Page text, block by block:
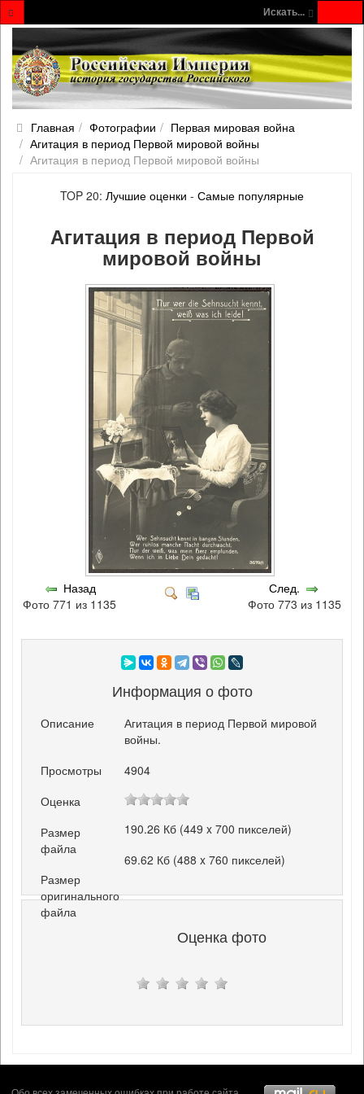
Искать...
Главная Фотографии
Первая мировая война
Агитация в период Первой мировой войны
Агитация в период Первой мировой войны
TOP 20: Лучшие оценки - Самые популярные
Агитация в период Первой
мировой войны
Назад
Фото 771 из 1135
След.
Фото 773 из 1135
Информация о фото
Описание
Агитация в период Первой мировой
войны.
Просмотры
4904
Оценка
Размер
файла
190.26 Кб (449 x 700 пикселей)
Размер
оригинального
файла
69.62 Кб (488 x 760 пикселей)
Оценка фото